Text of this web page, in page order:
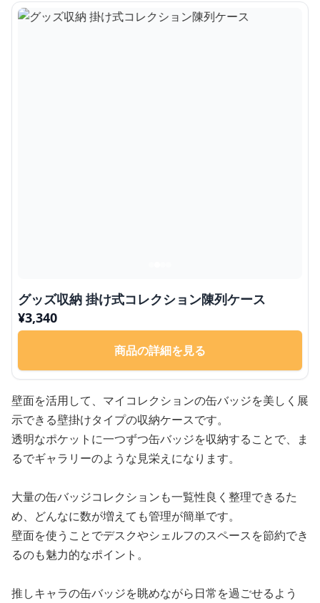
グッズ収納 掛け式コレクション陳列ケース
¥3,340
商品の詳細を見る
壁面を活用して、マイコレクションの缶バッジを美しく展
示できる壁掛けタイプの収納ケースです。
透明なポケットに一つずつ缶バッジを収納することで、ま
るでギャラリーのような見栄えになります。
大量の缶バッジコレクションも一覧性良く整理できるた
め、どんなに数が増えても管理が簡単です。
壁面を使うことでデスクやシェルフのスペースを節約でき
るのも魅力的なポイント。
推しキャラの缶バッジを眺めながら日常を過ごせるよう